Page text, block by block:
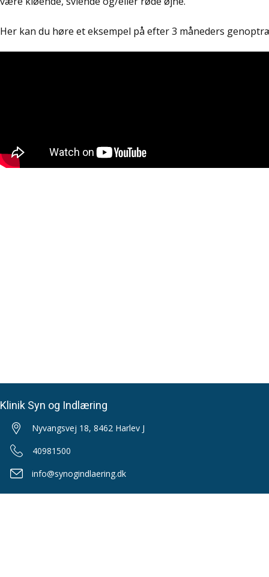
Her kan du høre et eksempel på efter 3 måneders
Klinik Syn og Indlæring
Nyvangsvej 18, 8462 Harlev J
40981500
info@synogindlaering.dk